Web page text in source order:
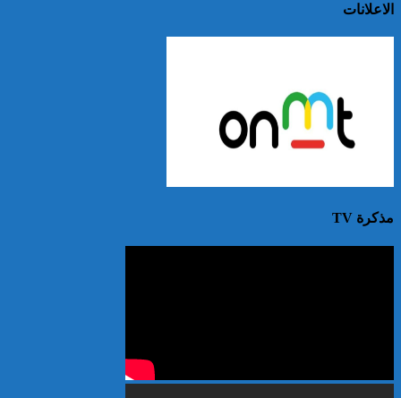
الاعلانات
مذكرة TV